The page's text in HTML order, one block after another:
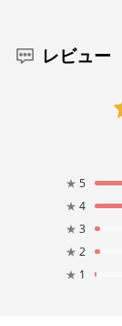
レビュー
★ 5
★ 4
★ 3
★ 2
★ 1